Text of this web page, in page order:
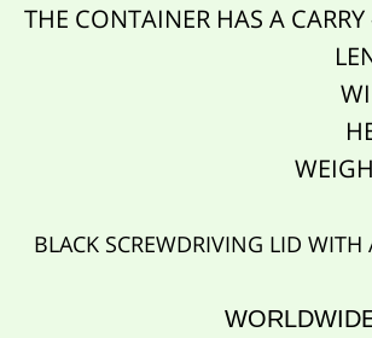
THE CONTAINER HAS A
BLACK SCREWDRIVING LID WITH